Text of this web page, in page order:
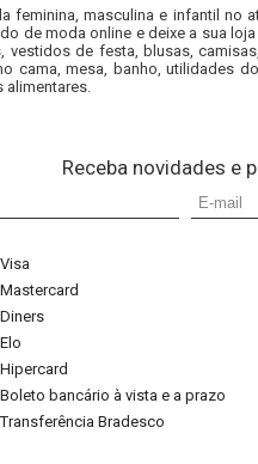
feminina, masculina e infantil no
de moda online e deixe a sua
vestidos de festa, blusas,
cama, mesa, banho, utilidades
alimentares.
Receba novidades e
Visa
Mastercard
Diners
Elo
Hipercard
Boleto bancário à vista e a prazo
Transferência Bradesco